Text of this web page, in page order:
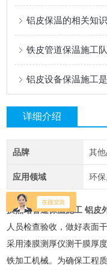
铝皮保温的相关知
铁皮管道保温施工
铝皮设备保温施工
详细介绍
品牌 其
应用领域 环
换热站管道保温施工 铝皮
人员检查验收，做好表面
采用漆膜测厚仪测干膜厚
铁加工机械。为确保工程